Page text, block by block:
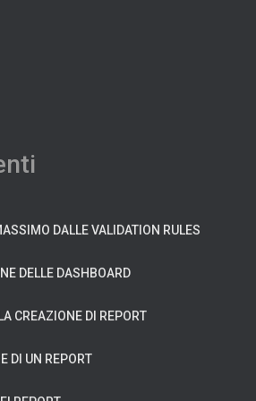
DALLE VALIDATION RULES
DELLE DASHBOARD
CREAZIONE DI REPORT
DI UN REPORT